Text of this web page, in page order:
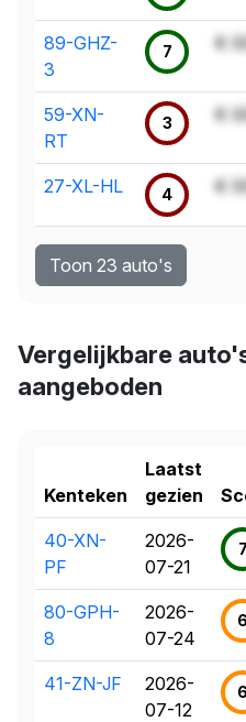
89-GHZ-
3
7 €
59-XN-
RT
3 €
27-XL-HL 4 €
Toon 23 auto's
Vergelijkbare
aangeboden
Kenteken
Laatst
gezien
40-XN-
PF
2026-
07-21
7
80-GPH-
8
2026-
07-24
6
41-ZN-JF
2026-
07-12
6